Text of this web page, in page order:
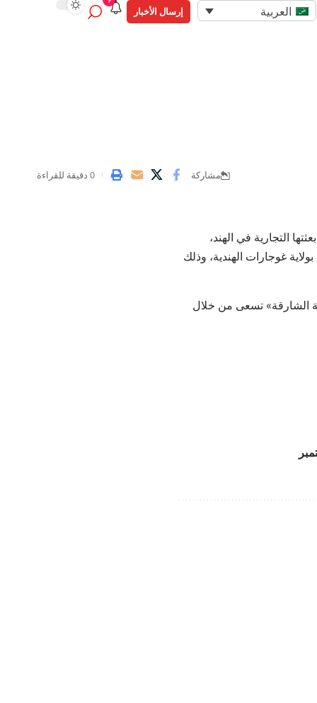
العربية إرسال الأخبار
مشاركة 0 دقيقة للقراءة
التجارية في الهند،
غوجارات الهندية، وذلك
الشارقة» تسعى من خلال